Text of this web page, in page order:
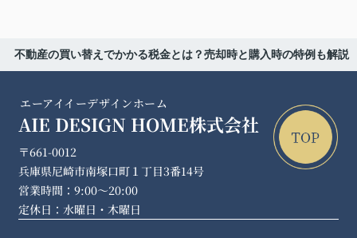
不動産の買い替えでかかる税金とは？売却時と購入時の特例も解説
エーアイイーデザインホーム
AIE DESIGN HOME株式会社
〒661-0012
兵庫県尼崎市南塚口町１丁目3番14号
営業時間：9:00～20:00
定休日：水曜日・木曜日